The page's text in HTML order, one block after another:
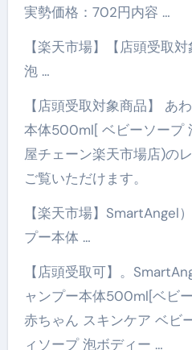
実勢価格：702円内容 …
【楽天市場】【店頭受取
泡 …
【店頭受取対象商品】 あ
本体500ml[ ベビーソープ
屋チェーン楽天市場店)の
ご覧いただけます。
【楽天市場】SmartAngel
プー本体 …
【店頭受取可】。
ャンプー本体500ml[ベビ
赤ちゃん スキンケア ベビ
ィソープ 泡ボディー …